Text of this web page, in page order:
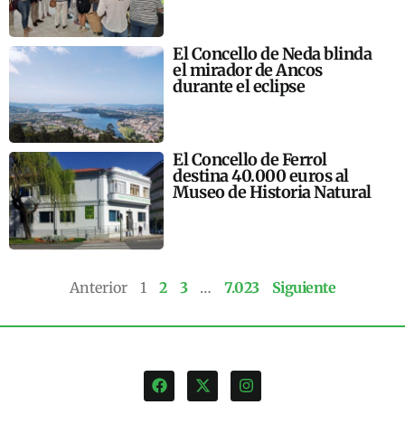
El Concello de Neda blinda
el mirador de Ancos
durante el eclipse
El Concello de Ferrol
destina 40.000 euros al
Museo de Historia Natural
Anterior 1 2 3 … 7.023 Siguiente